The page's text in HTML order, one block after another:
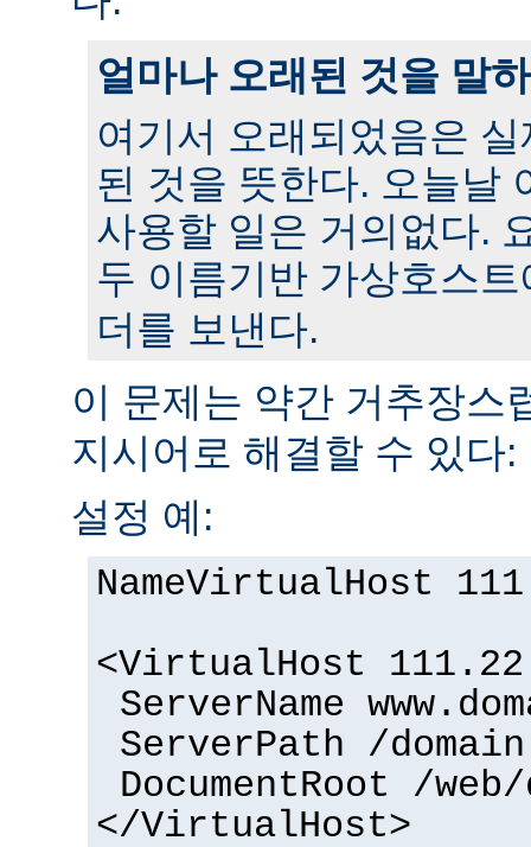
얼마나 오래된 것을 말
여기서 오래되었음은
된 것을 뜻한다. 오늘날
사용할 일은 거의없다.
두 이름기반 가상호스
더를 보낸다.
이 문제는 약간 거추장스
지시어로 해결할 수 있다:
설정 예:
NameVirtualHost
<VirtualHost
ServerName
ServerPath /domain
DocumentRoot /web/
</VirtualHost>